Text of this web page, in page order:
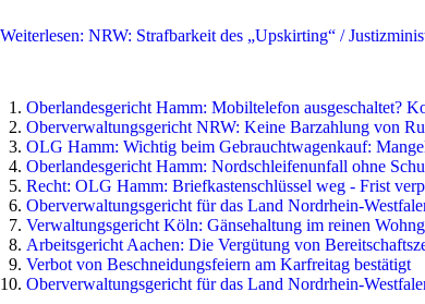
Weiterlesen: NRW: Strafbarkeit des „Upskirting“ /
Oberlandesgericht Hamm: Mobiltelefon ausgeschaltet?
Oberverwaltungsgericht NRW: Keine Barzahlung von
OLG Hamm: Wichtig beim Gebrauchtwagenkauf:
Oberlandesgericht Hamm: Nordschleifenunfall ohne
Recht: OLG Hamm: Briefkastenschlüssel weg - Frist
Oberverwaltungsgericht für das Land Nordrhein-
Verwaltungsgericht Köln: Gänsehaltung im reinen
Arbeitsgericht Aachen: Die Vergütung von
Verbot von Beschneidungsfeiern am Karfreitag bestätigt
Oberverwaltungsgericht für das Land Nordrhein-